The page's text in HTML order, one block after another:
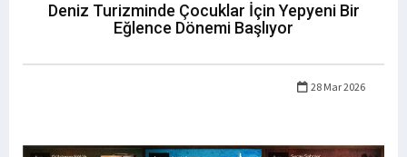
Deniz Turizminde Çocuklar İçin Yepyeni Bir
Eğlence Dönemi Başlıyor
28 Mar 2026